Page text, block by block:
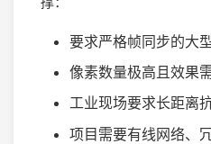
要求严格帧同步的大
像素数量极高且效果
工业现场要求长距离
项目需要有线网络、